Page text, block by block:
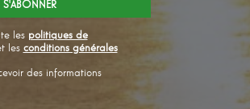
les politiques de
les conditions générales
des informations